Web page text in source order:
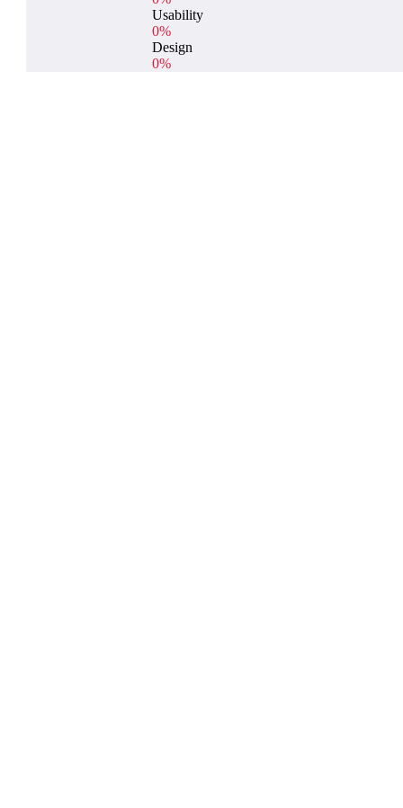
Usability
0%
Design
0%